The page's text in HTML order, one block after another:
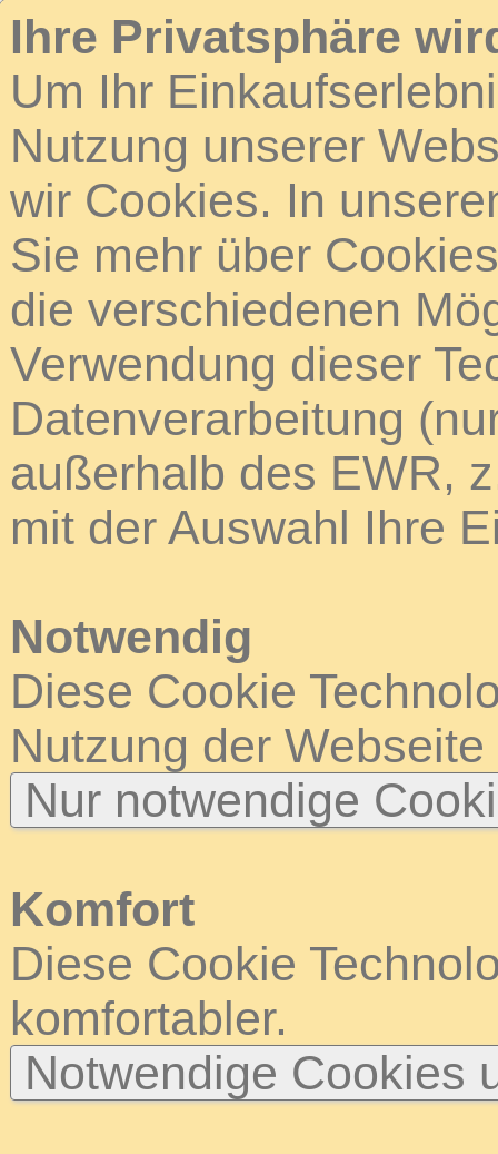
Ihre Privatsphäre
Um Ihr
Nutzung unserer
wir Cookies. In
Sie mehr über
die verschiedenen
Verwendung dieser
Datenverarbeitung
außerhalb des EWR,
mit der Auswahl Ihre
Notwendig
Diese Cookie
Nutzung der
Nur notwendige
Komfort
Diese Cookie
komfortabler.
Notwendige Cookies